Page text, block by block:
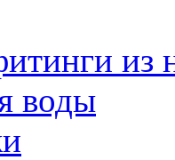
из
воды